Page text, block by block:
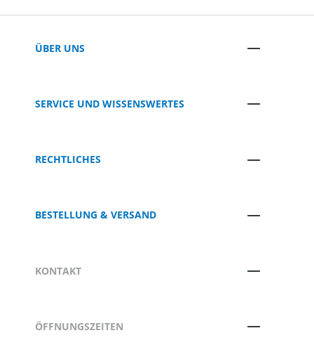
ÜBER UNS
SERVICE UND WISSENSWERTES
RECHTLICHES
BESTELLUNG & VERSAND
KONTAKT
ÖFFNUNGSZEITEN